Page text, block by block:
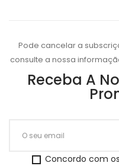
Pode cancelar a
consulte a nossa
Receba A
Concordo com